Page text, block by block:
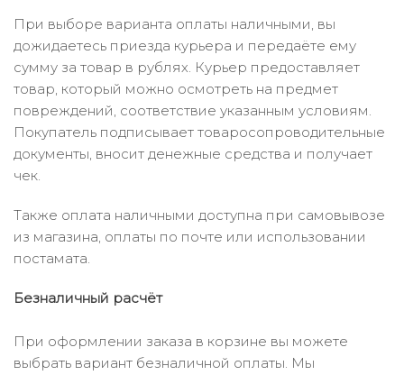
При выборе варианта оплаты наличными, вы
дожидаетесь приезда курьера и передаёте ему
сумму за товар в рублях. Курьер предоставляет
товар, который можно осмотреть на предмет
повреждений, соответствие указанным условиям.
Покупатель подписывает товаросопроводительные
документы, вносит денежные средства и получает
чек.
Также оплата наличными доступна при самовывозе
из магазина, оплаты по почте или использовании
постамата.
Безналичный расчёт
При оформлении заказа в корзине вы можете
выбрать вариант безналичной оплаты. Мы